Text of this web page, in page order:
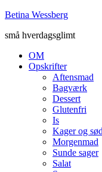
Betina Wessberg
små hverdagsglimt
OM
Opskrifter
Aftensmad
Bagværk
Dessert
Glutenfri
Is
Kager og
Morgenmad
Sunde sager
Salat